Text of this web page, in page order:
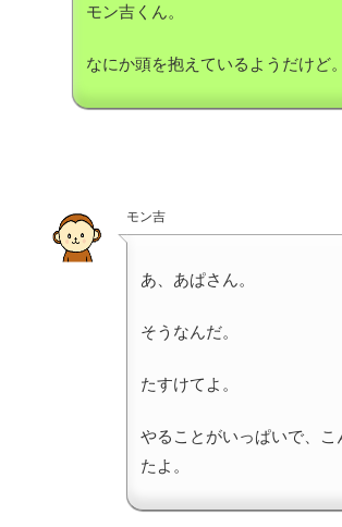
モン吉くん。
なにか頭を抱えているようだけど。
モン吉
あ、あぱさん。
そうなんだ。
たすけてよ。
やることがいっぱいで、こ
たよ。